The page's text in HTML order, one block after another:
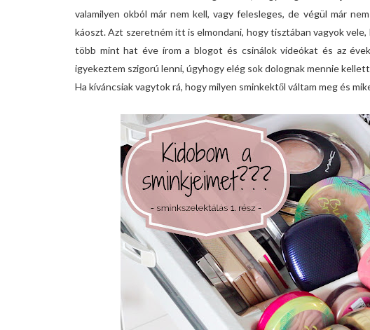
valamilyen okból már nem kell, vagy felesleges, de végül már
káoszt. Azt szeretném itt is elmondani, hogy tisztában vagyok
több mint hat éve írom a blogot és csinálok videókat és az
igyekeztem szigorú lenni, úgyhogy elég sok dolognak mennie
Ha kíváncsiak vagytok rá, hogy milyen sminkektől váltam meg és